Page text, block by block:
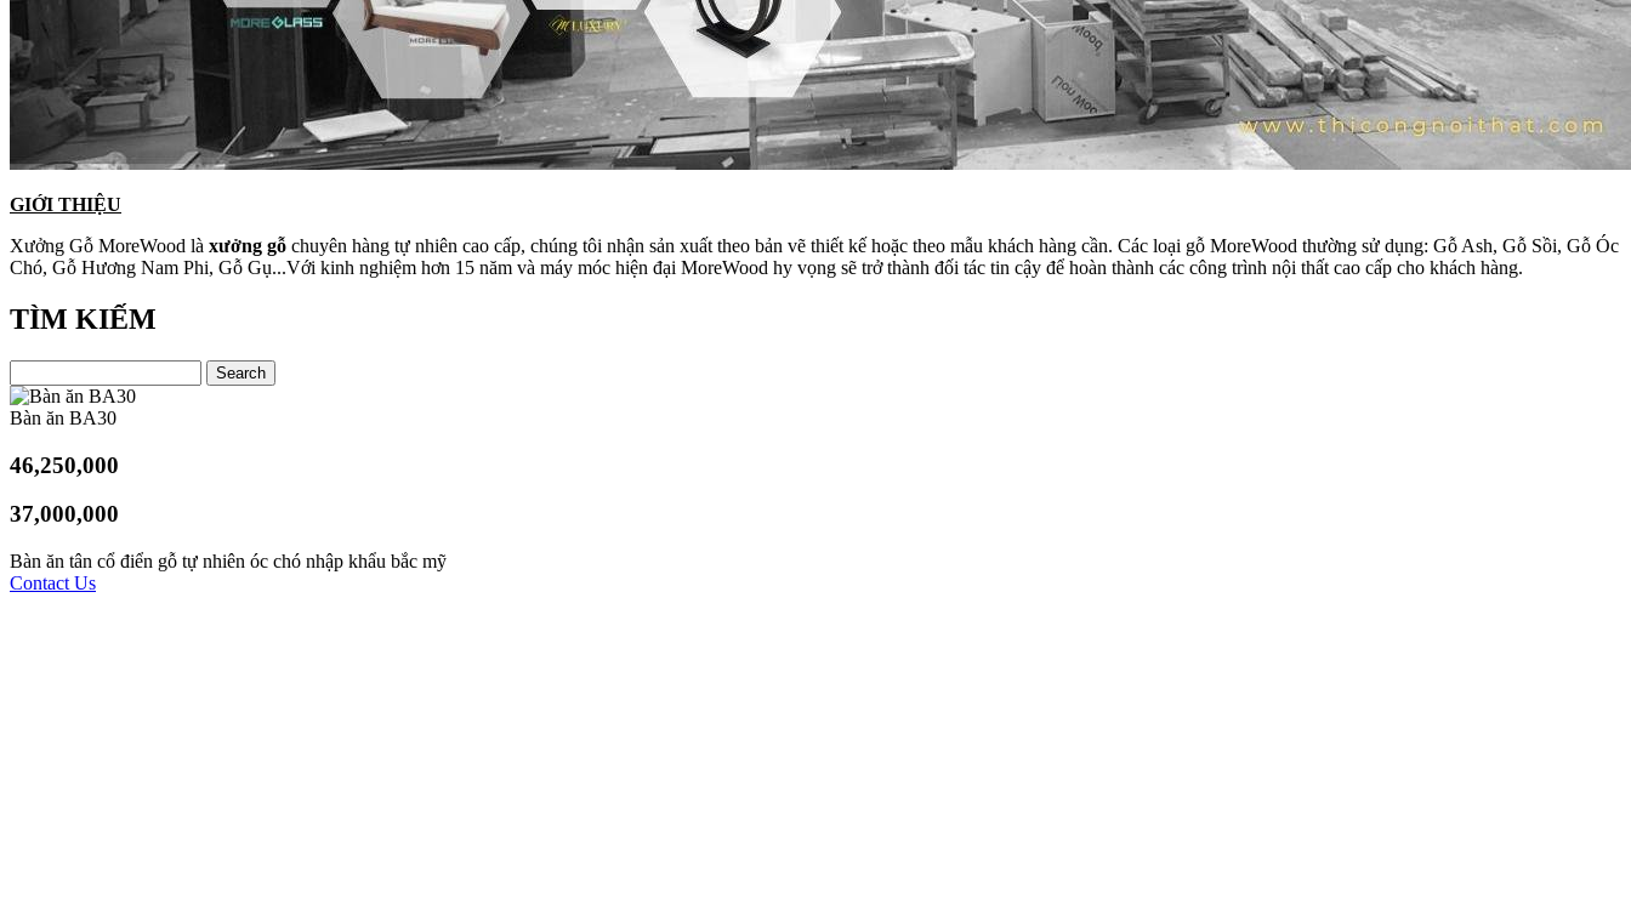
GIỚI THIỆU
Xưởng Gỗ MoreWood là xưởng gỗ chuyên hàng tự nhiên cao cấp, chúng tôi nhận sản xuất theo bản vẽ thiết kế hoặc theo mẫu khách hàng cần. Các loại gỗ MoreWood thường sử dụng: Gỗ Ash, Gỗ Sồi, Gỗ Óc
Chó, Gỗ Hương Nam Phi, Gỗ Gụ...Với kinh nghiệm hơn 15 năm và máy móc hiện đại MoreWood hy vọng sẽ trở thành đối tác tin cậy để hoàn thành các công trình nội thất cao cấp cho khách hàng.
TÌM KIẾM
Bàn ăn BA30
46,250,000
37,000,000
Bàn ăn tân cổ điển gỗ tự nhiên óc chó nhập khẩu bắc mỹ
Contact Us